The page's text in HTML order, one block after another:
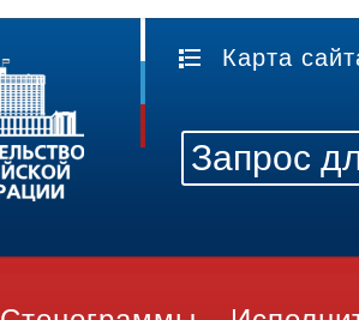
Карта